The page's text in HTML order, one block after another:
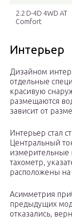
2.2 D-4D 4WD AT
Comfort
Интерьер
Дизайном
отдельные
красивую
размещаются
зависит от
Интерьер стал
Центральный
измерительные
тахометр,
расположены
Асимметрия
предыдущих
отказались,